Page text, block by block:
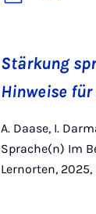
Stärkung
Hinweise
A. Daase, I.
Sprache(n) Im
Lernorten, 2025,